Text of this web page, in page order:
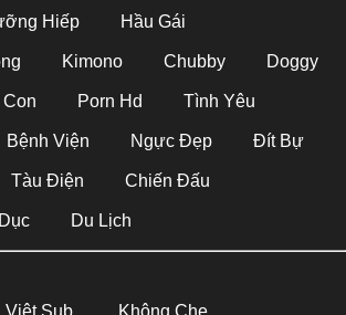
Hiếp Hầu Gái
Kimono Chubby Doggy
Con Porn Hd Tình Yêu
Bệnh Viện Ngực Đẹp Đít Bự
Tàu Điện Chiến Đấu
Du Lịch
Việt Sub Không Che